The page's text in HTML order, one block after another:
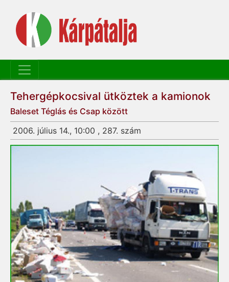
Tehergépkocsival ütköztek a kamionok
Baleset Téglás és Csap között
2006. július 14., 10:00 , 287. szám